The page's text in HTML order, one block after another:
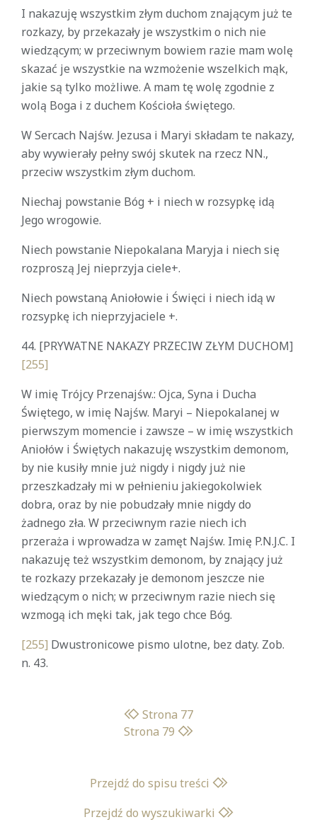
I nakazuję wszystkim złym duchom znającym już te
rozkazy, by przekazały je wszystkim o nich nie
wiedzącym; w przeciwnym bowiem razie mam wolę
skazać je wszystkie na wzmożenie wszelkich mąk,
jakie są tylko możliwe. A mam tę wolę zgodnie z
wolą Boga i z duchem Kościoła świętego.
W Sercach Najśw. Jezusa i Maryi składam te nakazy,
aby wywierały pełny swój skutek na rzecz NN.,
przeciw wszystkim złym duchom.
Niechaj powstanie Bóg + i niech w rozsypkę idą
Jego wrogowie.
Niech powstanie Niepokalana Maryja i niech się
rozproszą Jej nieprzyja ciele+.
Niech powstaną Aniołowie i Święci i niech idą w
rozsypkę ich nieprzyjaciele +.
44. [PRYWATNE NAKAZY PRZECIW ZŁYM DUCHOM]
[255]
W imię Trójcy Przenajśw.: Ojca, Syna i Ducha
Świętego, w imię Najśw. Maryi – Niepokalanej w
pierwszym momencie i zawsze – w imię wszystkich
Aniołów i Świętych nakazuję wszystkim demonom,
by nie kusiły mnie już nigdy i nigdy już nie
przeszkadzały mi w pełnieniu jakiegokolwiek
dobra, oraz by nie pobudzały mnie nigdy do
żadnego zła. W przeciwnym razie niech ich
przeraża i wprowadza w zamęt Najśw. Imię P.N.J.C. I
nakazuję też wszystkim demonom, by znający już
te rozkazy przekazały je demonom jeszcze nie
wiedzącym o nich; w przeciwnym razie niech się
wzmogą ich męki tak, jak tego chce Bóg.
[255] Dwustronicowe pismo ulotne, bez daty. Zob.
n. 43.
Strona 77
Strona 79
Przejdź do spisu treści
Przejdź do wyszukiwarki